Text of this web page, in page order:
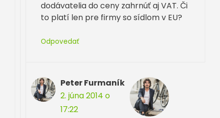
dodávatelia do ceny zahrnúť aj VAT. Či
to platí len pre firmy so sídlom v EU?
Odpovedať
Peter Furmaník
2. júna 2014 o
17:22